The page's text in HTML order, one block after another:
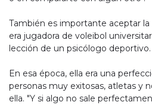
También es importante aceptar la
era jugadora de voleibol
lección de un psicólogo deportivo.
En esa época, ella era una
personas muy exitosas, atletas y
ella. "Y si algo no sale